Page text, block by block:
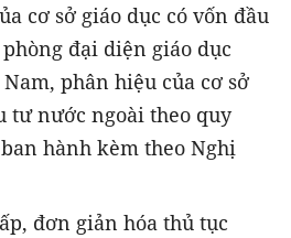
cơ sở giáo dục có vốn đầu
đại diện giáo dục
phân hiệu của cơ sở
tư nước ngoài theo quy
ban hành kèm theo Nghị
đơn giản hóa thủ tục